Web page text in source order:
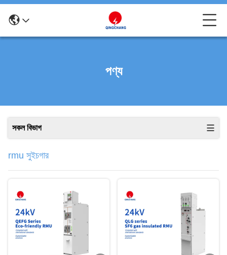
পণ্য
সকল বিভাগ
rmu সুইচগার